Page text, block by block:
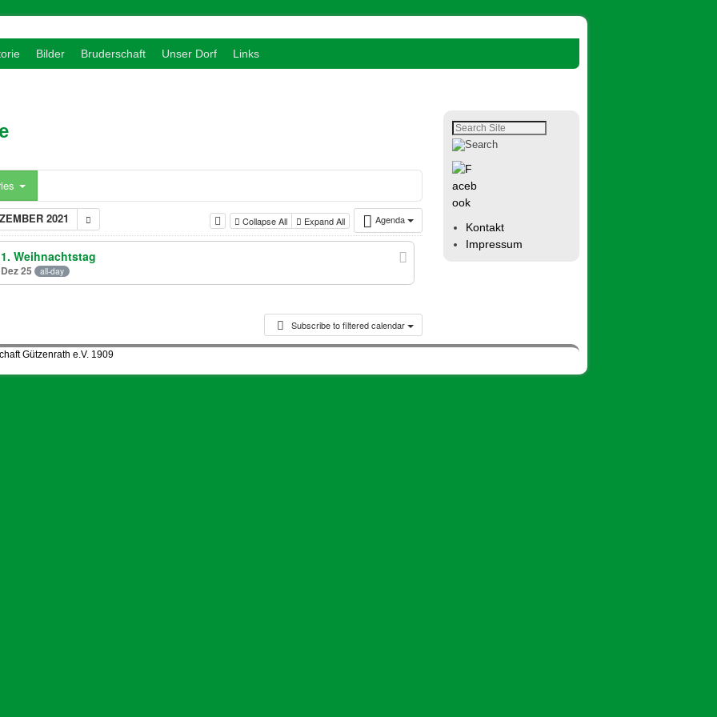
Bilder Bruderschaft Unser Dorf Links
Agenda
2021 Collapse All Expand All
1. Weihnachtstag
Dez 25 all-day
Subscribe to filtered calendar
Kontakt
Impressum
Gützenrath e.V. 1909